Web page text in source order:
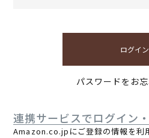
ログイン
パスワードをお
連携サービスでログイン
Amazon.co.jpにご登録の情報を利